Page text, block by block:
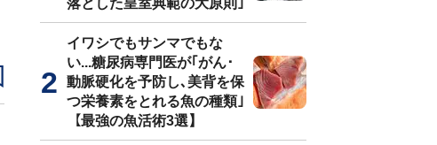
落とした皇室典範の大原則｣
イワシでもサンマでもな
い...糖尿病専門医が｢がん･
動脈硬化を予防し､美背を保
つ栄養素をとれる魚の種類｣
【最強の魚活術3選】